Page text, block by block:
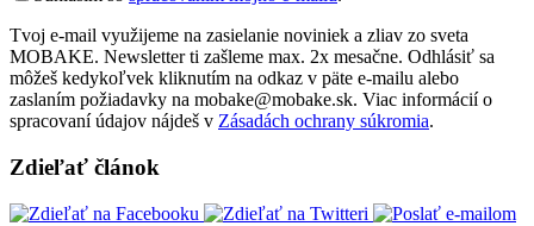
Tvoj e-mail využijeme na zasielanie noviniek a zliav zo sveta
MOBAKE. Newsletter ti zašleme max. 2x mesačne. Odhlásiť sa
môžeš kedykoľvek kliknutím na odkaz v päte e-mailu alebo
zaslaním požiadavky na mobake@mobake.sk. Viac informácií o
spracovaní údajov nájdeš v Zásadách ochrany súkromia.
Zdieľať článok